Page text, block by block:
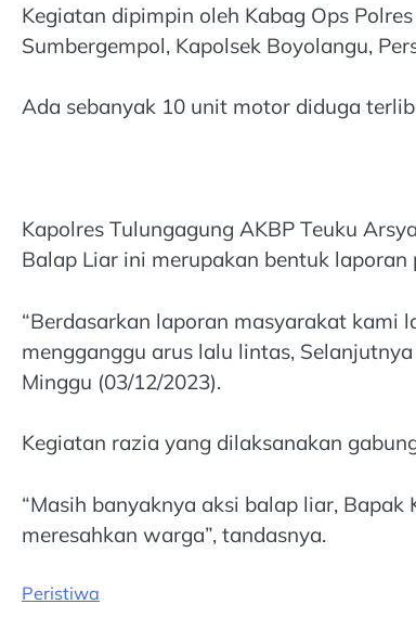
Kegiatan dipimpin oleh Kabag Ops
Sumbergempol, Kapolsek Boyolangu,
Ada sebanyak 10 unit motor diduga
Kapolres Tulungagung AKBP Teuku
Balap Liar ini merupakan bentuk
“Berdasarkan laporan masyarakat kami
mengganggu arus lalu lintas,
Minggu (03/12/2023).
Kegiatan razia yang dilaksanakan
“Masih banyaknya aksi balap liar,
meresahkan warga”, tandasnya.
Peristiwa